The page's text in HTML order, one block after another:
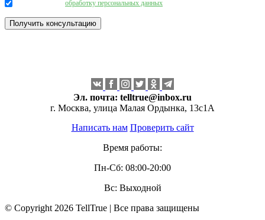
обработку персональных данных
Эл. почта: telltrue@inbox.ru
г. Москва, улица Малая Ордынка, 13с1А
Написать нам Проверить сайт
Время работы:
Пн-Сб: 08:00-20:00
Вс: Выходной
© Copyright 2026 TellTrue | Все права защищены